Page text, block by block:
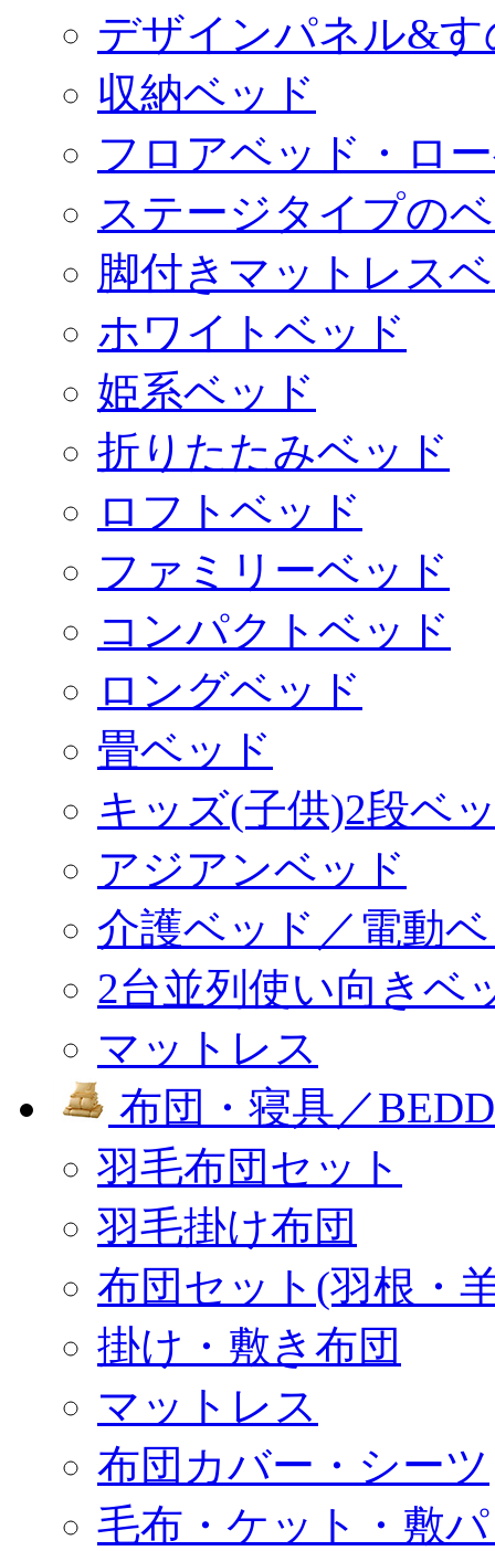
デザインパネル&
収納ベッド
フロアベッド・ロ
ステージタイプの
脚付きマットレス
ホワイトベッド
姫系ベッド
折りたたみベッド
ロフトベッド
ファミリーベッド
コンパクトベッド
ロングベッド
畳ベッド
キッズ(子供)2段ベ
アジアンベッド
介護ベッド／電動
2台並列使い向きベ
マットレス
布団・寝具／
羽毛布団セット
羽毛掛け布団
布団セット(羽根・
掛け・敷き布団
マットレス
布団カバー・シーツ
毛布・ケット・敷